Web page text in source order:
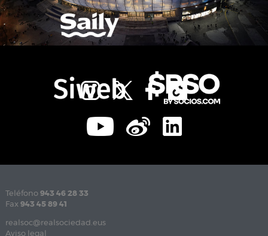
Teléfono 943 46 28 33
Fax 943 45 89 41
realsoc@realsociedad.eus
Aviso legal